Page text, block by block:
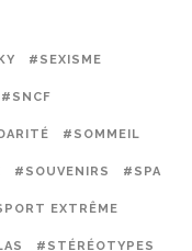
#SEXISME
#SNCF
#SOMMEIL
#SOUVENIRS #SPA
EXTRÊME
#STÉRÉOTYPES